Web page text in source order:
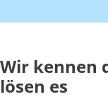
Wir kennen
lösen es